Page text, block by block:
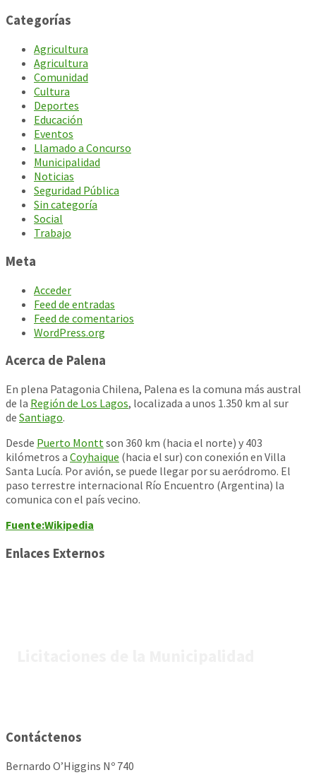
Categorías
Agricultura
Agricultura
Comunidad
Cultura
Deportes
Educación
Eventos
Llamado a Concurso
Municipalidad
Noticias
Seguridad Pública
Sin categoría
Social
Trabajo
Meta
Acceder
Feed de entradas
Feed de comentarios
WordPress.org
Acerca de Palena
En plena Patagonia Chilena, Palena es la comuna más austral
de la Región de Los Lagos, localizada a unos 1.350 km al sur
de Santiago.
Desde Puerto Montt son 360 km (hacia el norte) y 403
kilómetros a Coyhaique (hacia el sur) con conexión en Villa
Santa Lucía. Por avión, se puede llegar por su aeródromo. El
paso terrestre internacional Río Encuentro (Argentina) la
comunica con el país vecino.
Fuente:Wikipedia
Enlaces Externos
Contáctenos
Bernardo O’Higgins Nº 740